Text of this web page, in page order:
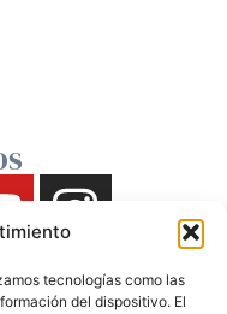
tecnologías como las
del dispositivo. El